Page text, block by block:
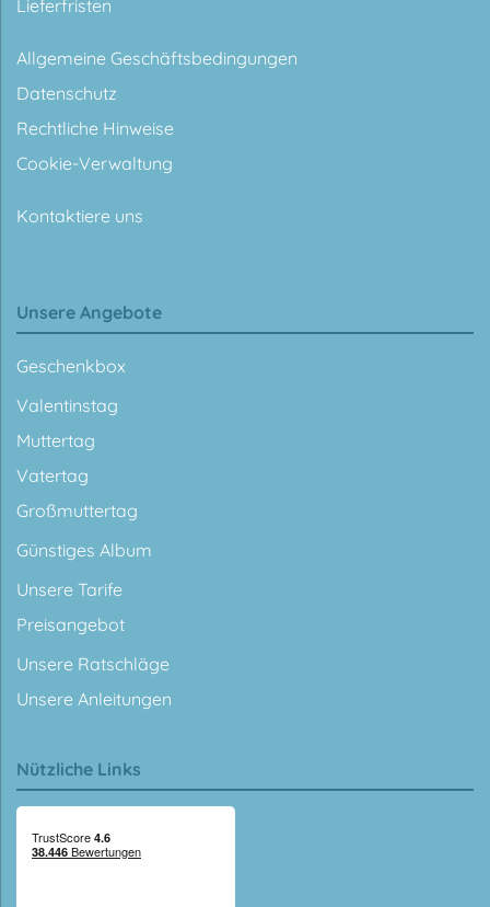
Lieferfristen
Allgemeine Geschäftsbedingungen
Datenschutz
Rechtliche Hinweise
Cookie-Verwaltung
Kontaktiere uns
Unsere Angebote
Geschenkbox
Valentinstag
Muttertag
Vatertag
Großmuttertag
Günstiges Album
Unsere Tarife
Preisangebot
Unsere Ratschläge
Unsere Anleitungen
Nützliche Links